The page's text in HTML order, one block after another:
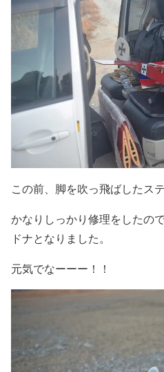
この前、脚を吹っ飛ばしたステ
かなりしっかり修理をしたの
ドナとなりました。
元気でなーーー！！